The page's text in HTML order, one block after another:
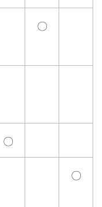
〇
〇
〇